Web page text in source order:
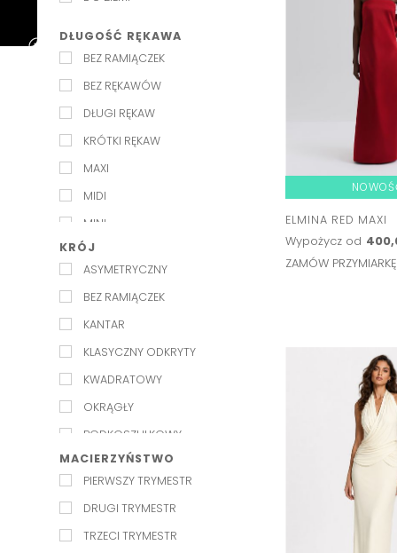
DŁUGOŚĆ RĘKAWA
BEZ RAMIĄCZEK
BEZ RĘKAWÓW
DŁUGI RĘKAW
KRÓTKI RĘKAW
MAXI
MIDI
MINI
NA RAMIĄCZKACH
PÓŁRĘKAWEK
RĘKAW 3/4
KRÓJ
ASYMETRYCZNY
BEZ RAMIĄCZEK
KANTAR
KLASYCZNY ODKRYTY
KWADRATOWY
OKRĄGŁY
PODKOSZULKOWY
SERDUSZKO
W SZPIC
W ŁÓDKĘ
WODA
MACIERZYŃSTWO
PIERWSZY TRYMESTR
DRUGI TRYMESTR
TRZECI TRYMESTR
ELMINA RED MAXI
Wypożycz od
ZAMÓW PRZYMIARKĘ